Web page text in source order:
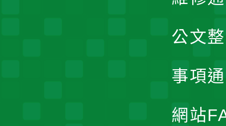
公文
事項
網站